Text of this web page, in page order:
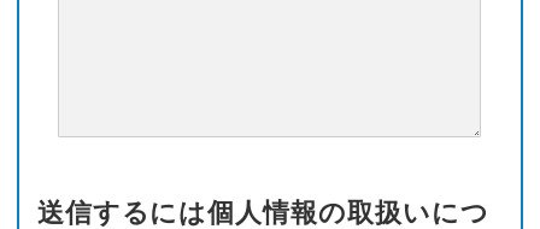
送信するには個人情報の取扱いにつ